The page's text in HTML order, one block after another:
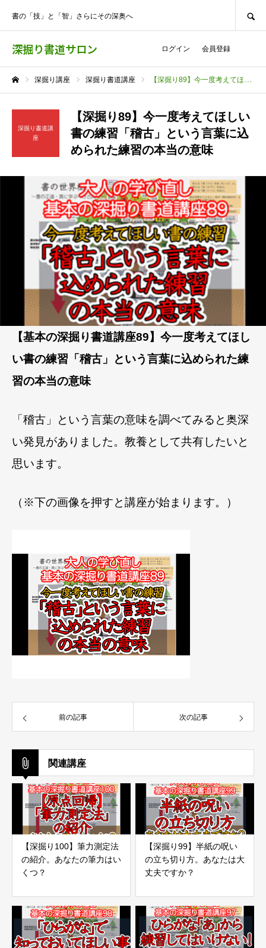
深掘り書道サロン
書の「技」と「智」さらにその深奥へ
ログイン 会員登録
深掘り講座 深掘り書道講座 【深掘り89】今一度考えてほしい書の練習「稽古」という言葉に込められた練習の本当の意味
深掘り書道講
座
【深掘り89】今一度考えてほしい
書の練習「稽古」という言葉に込
められた練習の本当の意味
【基本の深掘り書道講座89】今一度考えてほし
い書の練習「稽古」という言葉に込められた練
習の本当の意味
「稽古」という言葉の意味を調べてみると奥深
い発見がありました。教養として共有したいと
思います。
（※下の画像を押すと講座が始まります。）
前の記事 次の記事
関連講座
【深掘り100】筆力測定法
の紹介。あなたの筆力はい
くつ？
【深掘り99】半紙の呪い
の立ち切り方。あなたは大
丈夫ですか？